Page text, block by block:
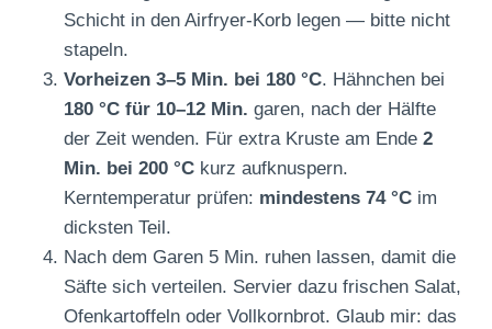
Schicht in den Airfryer-Korb legen — bitte nicht
stapeln.
Vorheizen 3–5 Min. bei 180 °C. Hähnchen bei
180 °C für 10–12 Min. garen, nach der Hälfte
der Zeit wenden. Für extra Kruste am Ende 2
Min. bei 200 °C kurz aufknuspern.
Kerntemperatur prüfen: mindestens 74 °C im
dicksten Teil.
Nach dem Garen 5 Min. ruhen lassen, damit die
Säfte sich verteilen. Servier dazu frischen Salat,
Ofenkartoffeln oder Vollkornbrot. Glaub mir: das